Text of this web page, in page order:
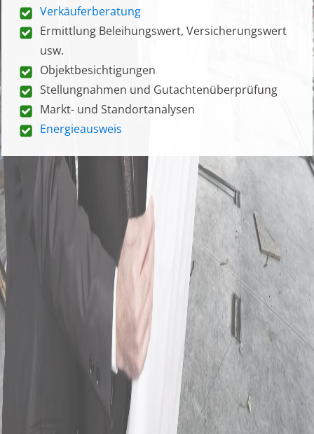
Verkäuferberatung
Ermittlung Beleihungswert, Versicherungswert
usw.
Objektbesichtigungen
Stellungnahmen und Gutachtenüberprüfung
Markt- und Standortanalysen
Energieausweis